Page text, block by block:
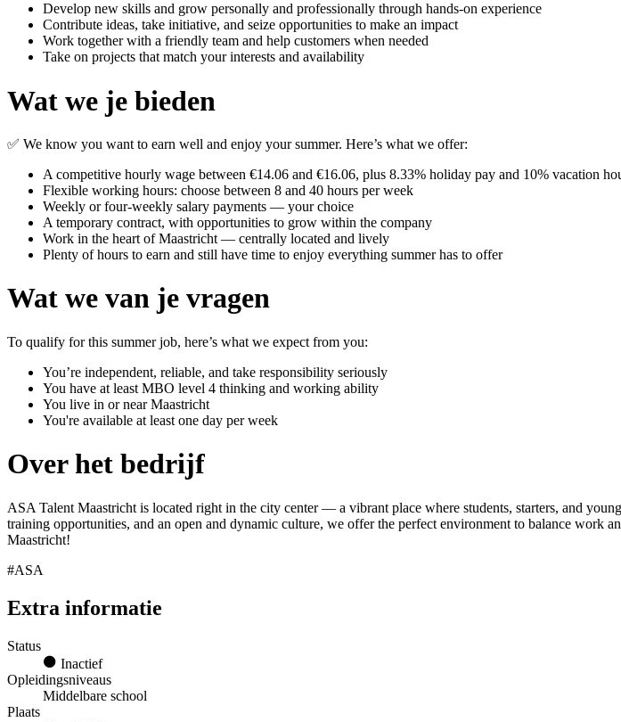
Develop new skills and grow personally and professionally through hands-on experience
Contribute ideas, take initiative, and seize opportunities to make an impact
Work together with a friendly team and help customers when needed
Take on projects that match your interests and availability
Wat we je bieden
✅ We know you want to earn well and enjoy your summer. Here’s what we offer:
A competitive hourly wage between €14.06 and €16.06, plus 8.33% holiday pay and 10% vacation
Flexible working hours: choose between 8 and 40 hours per week
Weekly or four-weekly salary payments — your choice
A temporary contract, with opportunities to grow within the company
Work in the heart of Maastricht — centrally located and lively
Plenty of hours to earn and still have time to enjoy everything summer has to offer
Wat we van je vragen
To qualify for this summer job, here’s what we expect from you:
You’re independent, reliable, and take responsibility seriously
You have at least MBO level 4 thinking and working ability
You live in or near Maastricht
You're available at least one day per week
Over het bedrijf
ASA Talent Maastricht is located right in the city center — a vibrant place where students, starters, and
training opportunities, and an open and dynamic culture, we offer the perfect environment to balance
Maastricht!
#ASA
Extra informatie
Status
Inactief
Opleidingsniveaus
Middelbare school
Plaats